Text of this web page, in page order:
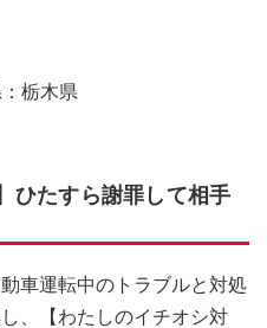
栃木県
ひたすら謝罪して相手
車運転中のトラブルと対処
、【わたしのイチオシ対